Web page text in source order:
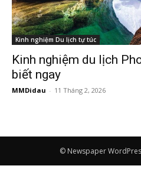
Kinh nghiệm Du lịch tự túc
Kinh nghiệm du lịch
biết ngay
MMDidau - 11 Tháng 2, 2026
© Newspaper